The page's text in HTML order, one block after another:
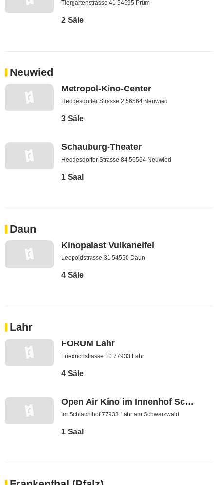
Tiergartenstrasse 41 54595 Prüm
2 Säle
Neuwied
Metropol-Kino-Center
Heddesdorfer Strasse 2 56564 Neuwied
3 Säle
Schauburg-Theater
Heddesdorfer Strasse 84 56564 Neuwied
1 Saal
Daun
Kinopalast Vulkaneifel
Leopoldstrasse 31 54550 Daun
4 Säle
Lahr
FORUM Lahr
Friedrichstrasse 10 77933 Lahr
4 Säle
Open Air Kino im Innenhof Schlachthof
Im Schlachthof 77933 Lahr am Schwarzwald
1 Saal